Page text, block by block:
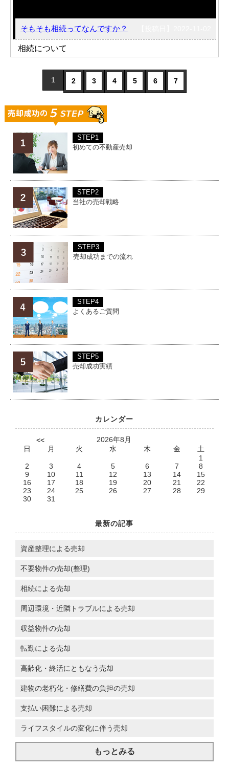
そもそも相続ってなんですか？
相続について
1 2 3 4 5 6 7
STEP1
初めての不動産売却
STEP2
当社の売却戦略
STEP3
売却成功までの流れ
STEP4
よくあるご質問
STEP5
売却成功実績
カレンダー
<<
2026年8月
日
月 火 水 木 金
土
1
2
3 4 5 6 7
8
9
10 11 12 13 14
15
16
17 18 19 20 21
22
23
24 25 26 27 28
29
30
31
最新の記事
資産整理による売却
不要物件の売却(整理)
相続による売却
周辺環境・近隣トラブルによる売却
収益物件の売却
転勤による売却
高齢化・終活にともなう売却
建物の老朽化・修繕費の負担の売却
支払い困難による売却
ライフスタイルの変化に伴う売却
もっとみる